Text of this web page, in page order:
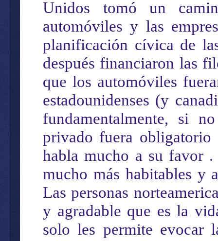
Unidos tomó un
automóviles y las
planificación cívica de
después financiaron las
que los automóviles
estadounidenses (y
fundamentalmente, si
privado fuera
habla mucho a su favor .
mucho más habitables y
Las personas
y agradable que es la
solo les permite evocar